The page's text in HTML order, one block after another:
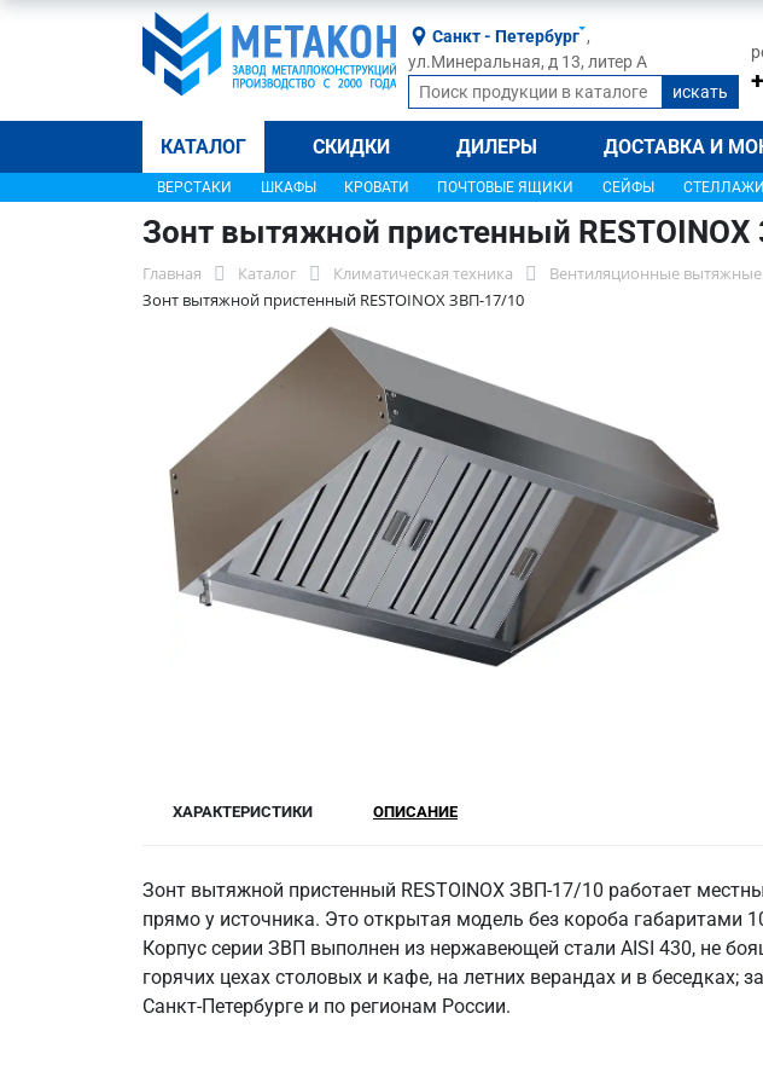
Санкт - Петербург ,
ул.Минеральная, д 13, литер А
КАТАЛОГ СКИДКИ ДИЛЕРЫ ДОСТАВКА И
ВЕРСТАКИ ШКАФЫ КРОВАТИ ПОЧТОВЫЕ ЯЩИКИ СЕЙФЫ СТЕЛЛАЖИ
Зонт вытяжной пристенный
Главная Каталог Климатическая техника Вентиляционные
Зонт вытяжной пристенный RESTOINOX ЗВП-17/10
ХАРАКТЕРИСТИКИ ОПИСАНИЕ
Зонт вытяжной пристенный RESTOINOX ЗВП-17/10 работает
прямо у источника. Это открытая модель без короба габаритами
Корпус серии ЗВП выполнен из нержавеющей стали AISI 430, не
горячих цехах столовых и кафе, на летних верандах и в
Санкт‑Петербурге и по регионам России.